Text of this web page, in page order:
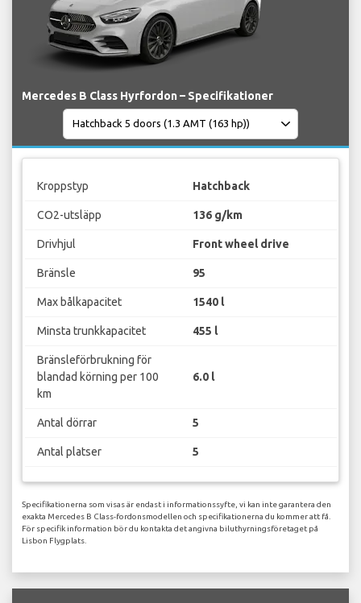
Mercedes B Class Hyrfordon – Specifikationer
Kroppstyp Hatchback
CO2-utsläpp 136 g/km
Drivhjul Front wheel drive
Bränsle 95
Max bålkapacitet 1540 l
Minsta trunkkapacitet 455 l
Bränsleförbrukning för
blandad körning per 100
km
6.0 l
Antal dörrar 5
Antal platser 5
Specifikationerna som visas är endast i informationssyfte, vi kan inte garantera den
exakta Mercedes B Class-fordonsmodellen och specifikationerna du kommer att få.
För specifik information bör du kontakta det angivna biluthyrningsföretaget på
Lisbon Flygplats.